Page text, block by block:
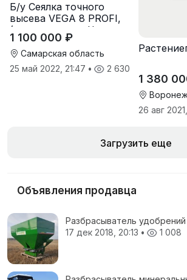
Б/у Сеялка точного
высева VEGA 8 PROFI,
(производство Червона
Зирка), 2016 г, в
отличном состоянии
1 100 000 ₽
Самарская область
25 май 2022, 21:47 • 2 630
1 380
26 авг
Загрузить еще
Объявления продавца
Разбрасыватель
17 дек 2018, 20:13 • 1 008